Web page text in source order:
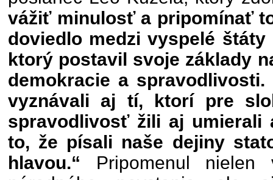
vážiť minulosť a pripomínať
doviedlo medzi vyspelé
ktorý postavil svoje základy
demokracie a
vyznávali aj tí, ktorí pre
spravodlivosť žili aj umierali
to, že písali naše dejiny
hlavou.“ Pripomenul nielen